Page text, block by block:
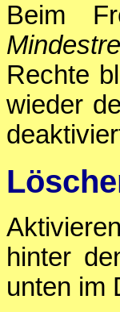
Beim
Rechte
wieder
hinter
unten im